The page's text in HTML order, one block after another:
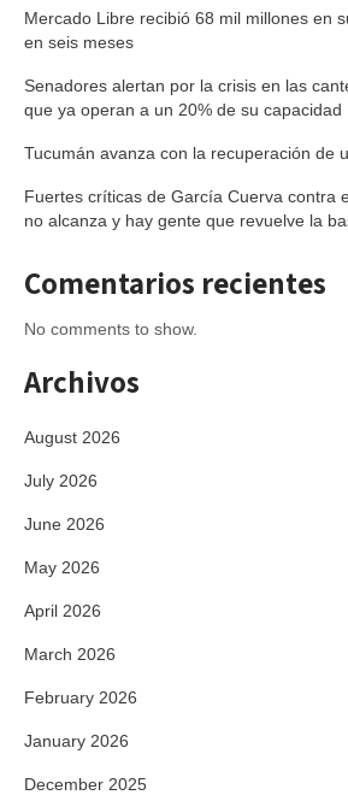
Mercado Libre recibió 68 mil millones en
en seis meses
Senadores alertan por la crisis en las
que ya operan a un 20% de su capacidad
Tucumán avanza con la recuperación de
Fuertes críticas de García Cuerva contra
no alcanza y hay gente que revuelve la
Comentarios recientes
No comments to show.
Archivos
August 2026
July 2026
June 2026
May 2026
April 2026
March 2026
February 2026
January 2026
December 2025